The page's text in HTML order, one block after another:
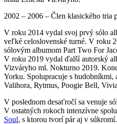
2002 – 2006 – Člen klasického tria
V roku 2014 vydal svoj prvý sólo
veľké celoslovenské turné. V roku
sólovým albumom Part Two For
V roku 2019 vydal ďalší autorský
Vizváryho ml. Nokturno 2019.
Yorku. Spolupracuje s hudobníkmi,
Valihora, Rytmus, Poogie Bell,
V poslednom desaťročí sa venuje
V ostatných rokoch intenzívne
Soul, s ktorou tvorí pár aj v súkromí.